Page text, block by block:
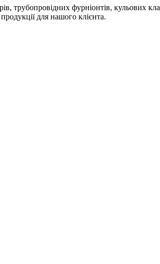
трубопровідних фурніонтів, кульових
для нашого клієнта.